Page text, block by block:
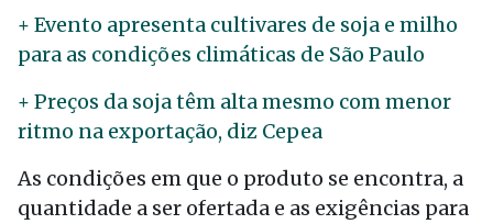
+ Evento apresenta cultivares de soja e milho
para as condições climáticas de São Paulo
+ Preços da soja têm alta mesmo com menor
ritmo na exportação, diz Cepea
As condições em que o produto se encontra, a
quantidade a ser ofertada e as exigências para